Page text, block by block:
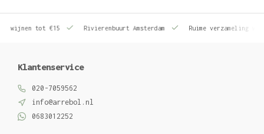
wijnen tot €15 Rivierenbuurt Amsterdam Ruime verzameling
Klantenservice
020-7059562
info@arrebol.nl
0683012252